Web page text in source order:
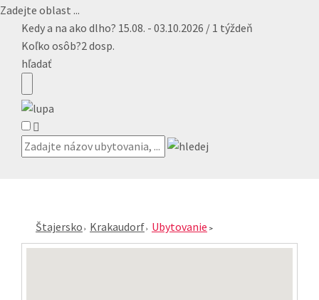
Zadejte oblast ...
Kedy a na ako dlho? 15.08. - 03.10.2026 / 1 týždeň
Koľko osôb?2 dosp.
hľadať
Štajersko Krakaudorf Ubytovanie